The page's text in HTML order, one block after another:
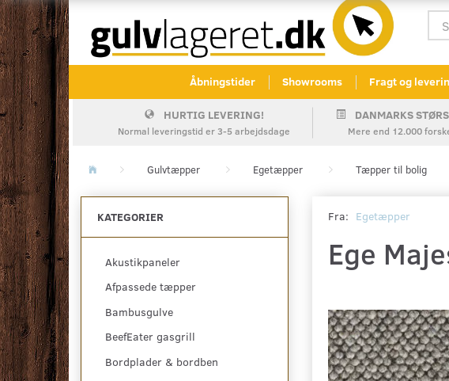
Åbningstider Showrooms Fragt og
HURTIG LEVERING!
Normal leveringstid er 3-5 arbejdsdage
DANMARKS
Mere end 12.000
Gulvtæpper Egetæpper Tæpper til bolig
KATEGORIER
Akustikpaneler
Afpassede tæpper
Bambusgulve
BeefEater gasgrill
Bordplader & bordben
Fra: Egetæpper
Ege